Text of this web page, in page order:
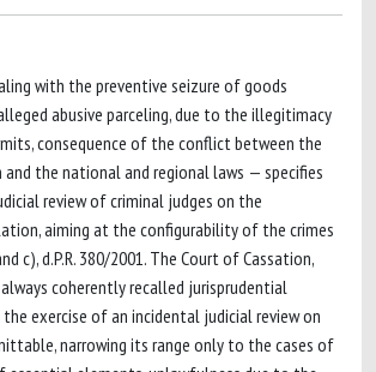
with the preventive seizure of goods
abusive parceling, due to the illegitimacy
consequence of the conflict between the
the national and regional laws — specifies
review of criminal judges on the
aiming at the configurability of the crimes
c), d.P.R. 380/2001. The Court of Cassation,
coherently recalled jurisprudential
exercise of an incidental judicial review on
narrowing its range only to the cases of